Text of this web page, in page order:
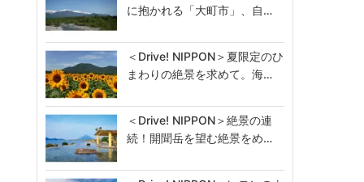
に抱かれる「大町市」、自…
＜Drive! NIPPON＞夏限定のひ
まわりの絶景を求めて。海…
＜Drive! NIPPON＞絶景の連
続！開聞岳を望む絶景をめ…